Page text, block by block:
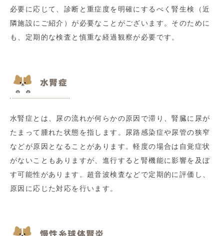
必要に応じて、診断と重症度を明確にするべく腎生検（近
隣施設にご紹介）が必要なことがございます。そのために
も、定期的な検査と慎重な経過観察が必要です。
水腎症
水腎症とは、尿の流れが何らかの原因で滞り、腎臓に尿が
たまって腫れた状態を指します。尿路感染症や尿管の狭窄
などが原因となることがあります。軽度の場合は自覚症状
がないこともありますが、進行すると腎機能に影響を及ぼ
す可能性があります。超音波検査などで定期的に評価し、
原因に応じた対応を行います。
慢性糸球体腎炎